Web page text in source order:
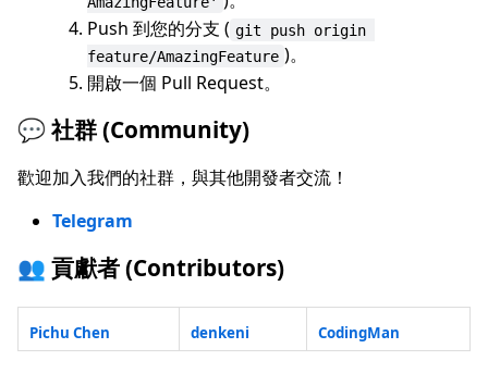
Push 到您的分支 ( git push origin
feature/AmazingFeature )。
開啟一個 Pull Request。
💬 社群 (Community)
歡迎加入我們的社群，與其他開發者交流！
Telegram
👥 貢獻者 (Contributors)
Pichu Chen denkeni CodingMan